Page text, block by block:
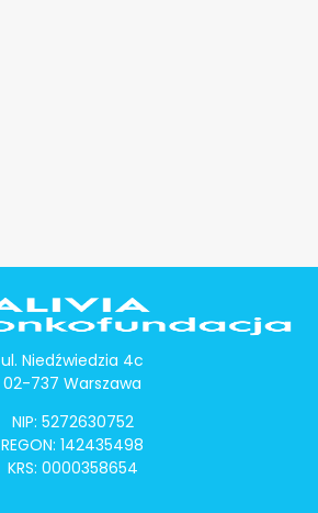
ul. Niedźwiedzia 4c
02-737 Warszawa
NIP: 5272630752
REGON: 142435498
KRS: 0000358654